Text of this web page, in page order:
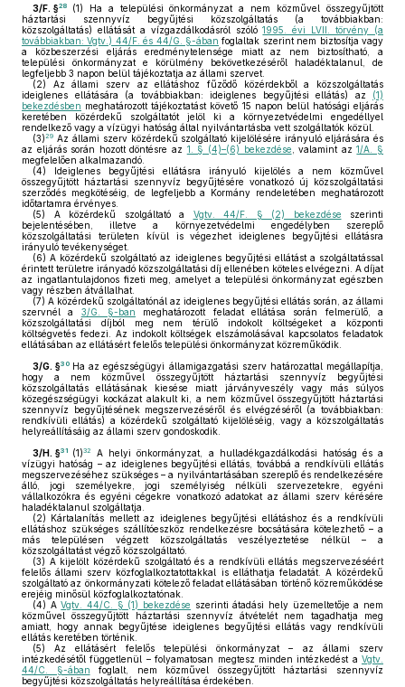
3/F. §28 (1) Ha a települési önkormányzat a nem közművel összegyűjtött
háztartási szennyvíz begyűjtési közszolgáltatás (a továbbiakban:
közszolgáltatás) ellátását a vízgazdálkodásról szóló1995. évi LVII. törvény (a
továbbiakban: Vgtv.) 44/F. és 44/G. §-ában foglaltak szerint nem biztosítja vagy
a közbeszerzési eljárás eredménytelensége miatt az nem biztosítható, a
települési önkormányzat e körülmény bekövetkezéséről haladéktalanul, de
legfeljebb 3 napon belül tájékoztatja az állami szervet.
(2) Az állami szerv az ellátáshoz fűződő közérdekből a közszolgáltatás
ideiglenes ellátására (a továbbiakban: ideiglenes begyűjtési ellátás) az (1)
bekezdésben meghatározott tájékoztatást követő 15 napon belül hatósági eljárás
keretében közérdekű szolgáltatót jelöl ki a környezetvédelmi engedéllyel
rendelkező vagy a vízügyi hatóság által nyilvántartásba vett szolgáltatók közül.
(3)29 Az állami szerv közérdekű szolgáltató kijelölésére irányuló eljárására és
az eljárás során hozott döntésre az 1. § (4)–(6) bekezdése , valamint az1/A. §
megfelelően alkalmazandó.
(4) Ideiglenes begyűjtési ellátásra irányuló kijelölés a nem közművel
összegyűjtött háztartási szennyvíz begyűjtésére vonatkozó új közszolgáltatási
szerződés megkötéséig, de legfeljebb a Kormány rendeletében meghatározott
időtartamra érvényes.
(5) A közérdekű szolgáltató a Vgtv. 44/F. § (2) bekezdése szerinti
bejelentésében, illetve a környezetvédelmi engedélyben szereplő
közszolgáltatási területen kívül is végezhet ideiglenes begyűjtési ellátásra
irányuló tevékenységet.
(6) A közérdekű szolgáltató az ideiglenes begyűjtési ellátást a szolgáltatással
érintett területre irányadó közszolgáltatási díj ellenében köteles elvégezni. A díjat
az ingatlantulajdonos fizeti meg, amelyet a települési önkormányzat egészben
vagy részben átvállalhat.
(7) A közérdekű szolgáltatónál az ideiglenes begyűjtési ellátás során, az állami
szervnél a 3/G. §-ban meghatározott feladat ellátása során felmerülő, a
közszolgáltatási díjból meg nem térülő indokolt költségeket a központi
költségvetés fedezi. Az indokolt költségek elszámolásával kapcsolatos feladatok
ellátásában az ellátásért felelős települési önkormányzat közreműködik.
3/G. §30 Ha az egészségügyi államigazgatási szerv határozattal megállapítja,
hogy a nem közművel összegyűjtött háztartási szennyvíz begyűjtési
közszolgáltatás ellátásának kiesése miatt járványveszély vagy más súlyos
közegészségügyi kockázat alakult ki, a nem közművel összegyűjtött háztartási
szennyvíz begyűjtésének megszervezéséről és elvégzéséről (a továbbiakban:
rendkívüli ellátás) a közérdekű szolgáltató kijelöléséig, vagy a közszolgáltatás
helyreállításáig az állami szerv gondoskodik.
3/H. §31 (1)32
A helyi önkormányzat, a hulladékgazdálkodási hatóság és a
vízügyi hatóság – az ideiglenes begyűjtési ellátás, továbbá a rendkívüli ellátás
megszervezéséhez szükséges – a nyilvántartásában szereplő és rendelkezésére
álló, jogi személyekre, jogi személyiség nélküli szervezetekre, egyéni
vállalkozókra és egyéni cégekre vonatkozó adatokat az állami szerv kérésére
haladéktalanul szolgáltatja.
(2) Kártalanítás mellett az ideiglenes begyűjtési ellátáshoz és a rendkívüli
ellátáshoz szükséges szállítóeszköz rendelkezésre bocsátására kötelezhető – a
más településen végzett közszolgáltatás veszélyeztetése nélkül – a
közszolgáltatást végző közszolgáltató.
(3) A kijelölt közérdekű szolgáltató és a rendkívüli ellátás megszervezéséért
felelős állami szerv közfoglalkoztatottakkal is elláthatja feladatát. A közérdekű
szolgáltató az önkormányzati kötelező feladat ellátásában történő közreműködése
erejéig minősül közfoglalkoztatónak.
(4) AVgtv. 44/C. § (1) bekezdése szerinti átadási hely üzemeltetője a nem
közművel összegyűjtött háztartási szennyvíz átvételét nem tagadhatja meg
amiatt, hogy annak begyűjtése ideiglenes begyűjtési ellátás vagy rendkívüli
ellátás keretében történik.
(5) Az ellátásért felelős települési önkormányzat – az állami szerv
intézkedésétől függetlenül – folyamatosan megtesz minden intézkedést a Vgtv.
44/C. §-ában foglalt, nem közművel összegyűjtött háztartási szennyvíz
begyűjtési közszolgáltatás helyreállítása érdekében.